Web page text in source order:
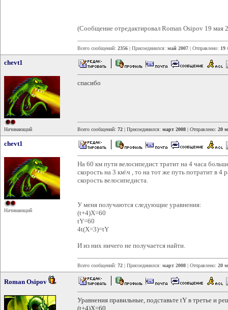
(Сообщение отредактировал Roman Osipov 19 мая
Всего сообщений: 2356 | Присоединился: май 2007 | Отправлено: 19
chevt1
Начинающий
спасибо
Всего сообщений: 72 | Присоединился: март 2008 | Отправлено: 20
chevt1
Начинающий
На 60 км пути велосипедист тратит на 4 часа
скорость на 3 км\ч , то на тот же путь потратит в
скорость велосипедиста.
У меня получаются следующие уравнения:
(t+4)X=60
tY=60
4t(X=3)=tY
И из них ничего не получается найти.
Всего сообщений: 72 | Присоединился: март 2008 | Отправлено: 20
Roman Osipov
Уравнения правильные, подставьте tY в третье и
(t+4)X=60